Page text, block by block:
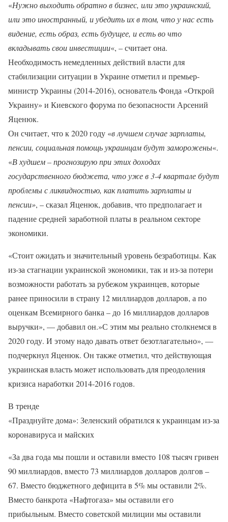
«Нужно выходить обратно в бизнес, или это украинский,
или это иностранный, и убедить их в том, что у нас есть
видение, есть образ, есть будущее, и есть во что
вкладывать свои инвестиции«, – считает она.
Необходимость немедленных действий власти для
стабилизации ситуации в Украине отметил и премьер-
министр Украины (2014-2016), основатель Фонда «Открой
Украину» и Киевского форума по безопасности Арсений
Яценюк.
Он считает, что к 2020 году «в лучшем случае зарплаты,
пенсии, социальная помощь украинцам будут заморожены«.
«В худшем – прогнозирую при этих доходах
государственного бюджета, что уже в 3-4 квартале будут
проблемы с ликвидностью, как платить зарплаты и
пенсии», – сказал Яценюк, добавив, что предполагает и
падение средней заработной платы в реальном секторе
экономики.
«Стоит ожидать и значительный уровень безработицы. Как
из-за стагнации украинской экономики, так и из-за потери
возможности работать за рубежом украинцев, которые
ранее приносили в страну 12 миллиардов долларов, а по
оценкам Всемирного банка – до 16 миллиардов долларов
выручки», — добавил он.»С этим мы реально столкнемся в
2020 году. И этому надо давать ответ безотлагательно», —
подчеркнул Яценюк. Он также отметил, что действующая
украинская власть может использовать для преодоления
кризиса наработки 2014-2016 годов.
В тренде
«Празднуйте дома»: Зеленский обратился к украинцам из-за
коронавируса и майских
«За два года мы пошли и оставили вместо 108 тысяч гривен
90 миллиардов, вместо 73 миллиардов долларов долгов –
67. Вместо бюджетного дефицита в 5% мы оставили 2%.
Вместо банкрота «Нафтогаза» мы оставили его
прибыльным. Вместо советской милиции мы оставили